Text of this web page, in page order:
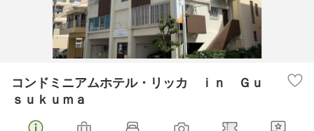
コンドミニアムホテル・リッカ ｉｎ Ｇｕ
ｓｕｋｕｍａ